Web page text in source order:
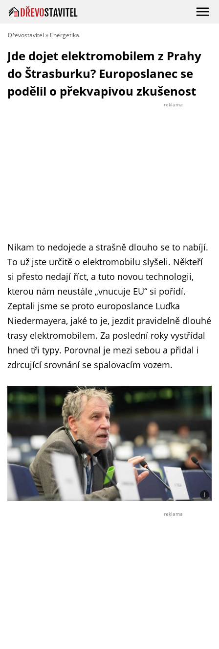
Dřevostavitel » Energetika
Jde dojet elektromobilem z Prahy
do Štrasburku? Europoslanec se
podělil o překvapivou zkušenost
reklama
Nikam to nedojede a strašně dlouho se to nabíjí.
To už jste určitě o elektromobilu slyšeli. Někteří
si přesto nedají říct, a tuto novou technologii,
kterou nám neustále „vnucuje EU“ si pořídí.
Zeptali jsme se proto europoslance Luďka
Niedermayera, jaké to je, jezdit pravidelně dlouhé
trasy elektromobilem. Za poslední roky vystřídal
hned tři typy. Porovnal je mezi sebou a přidal i
zdrcující srovnání se spalovacím vozem.
i
Foto:
reklama